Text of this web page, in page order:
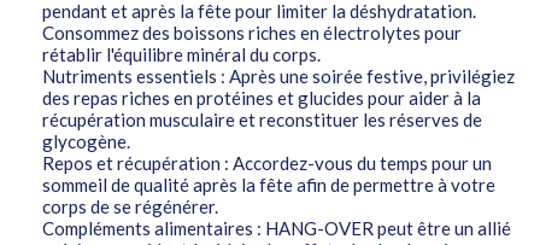
pendant et après la fête pour limiter la déshydratation.
Consommez des boissons riches en électrolytes pour
rétablir l'équilibre minéral du corps.
Nutriments essentiels : Après une soirée festive, privilégiez
des repas riches en protéines et glucides pour aider à la
récupération musculaire et reconstituer les réserves de
glycogène.
Repos et récupération : Accordez-vous du temps pour un
sommeil de qualité après la fête afin de permettre à votre
corps de se régénérer.
Compléments alimentaires : HANG-OVER peut être un allié